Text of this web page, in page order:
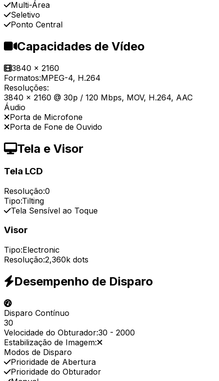
Multi-Área
Seletivo
Ponto Central
Capacidades de Vídeo
3840 x 2160
Formatos:MPEG-4, H.264
Resoluções:
3840 x 2160 @ 30p / 120 Mbps, MOV, H.264, AAC
Áudio
Porta de Microfone
Porta de Fone de Ouvido
Tela e Visor
Tela LCD
Resolução:0
Tipo:Tilting
Tela Sensível ao Toque
Visor
Tipo:Electronic
Resolução:2,360k dots
Desempenho de Disparo
Disparo Contínuo
30
Velocidade do Obturador:30 - 2000
Estabilização de Imagem:
Modos de Disparo
Prioridade de Abertura
Prioridade do Obturador